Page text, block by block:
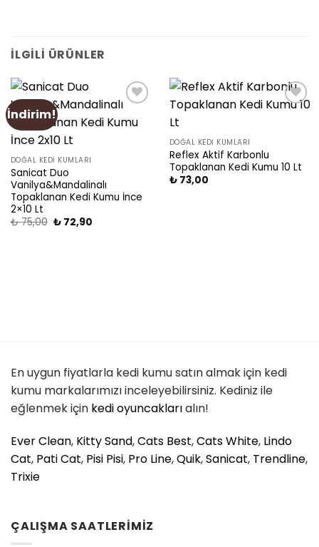
İLGILI ÜRÜNLER
İndirim!
to
DOĞAL KEDI KUMLARI
Sanicat Duo
Vanilya&Mandalinalı
Topaklanan Kedi Kumu İnce
2×10 Lt
₺75,00 ₺72,90
DOĞAL KEDI KUMLARI
Reflex Aktif Karbonlu
Topaklanan Kedi Kumu 10 Lt
₺73,00
En uygun fiyatlarla kedi kumu satın almak için kedi
kumu markalarımızı inceleyebilirsiniz. Kediniz ile
eğlenmek için kedi oyuncaklarıalın!
Ever Clean, Kitty Sand,Cats Best,Cats White, Lindo
Cat, Pati Cat, Pisi Pisi, Pro Line,Quik,Sanicat, Trendline,
Trixie
ÇALIŞMA SAATLERİMİZ